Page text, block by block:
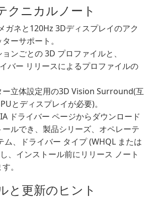
クニカルノート
ガネと120Hz 3Dディスプレイのアク
ーサポート。
ンごとの 3D プロファイルと、
バー リリースによるプロファイルの
ー立体設定用の3D Vision Surround(互
とディスプレイが必要)。
ドライバー ページからダウンロード
ールでき、製品シリーズ、オペレーテ
ム、ドライバー タイプ (WHQL または
、インストール前にリリース ノート
。
と更新のヒント